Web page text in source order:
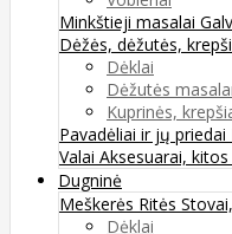
Minkštieji masalai
Dėžės, dėžutės,
Dėklai
Dėžutės
Kuprinės,
Pavadėliai ir jų priedai
Valai Aksesuarai,
Dugninė
Meškerės Ritės
Dėklai